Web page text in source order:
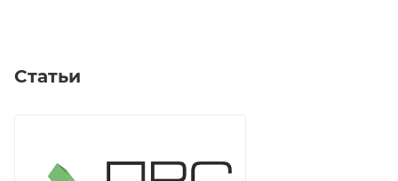
Статьи